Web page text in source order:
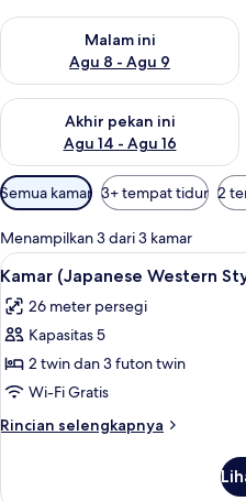
Malam ini
Agu 8 - Agu 9
Periksa ketersediaan untuk
Akhir pekan ini
Agu 14 - Agu 16
Periksa ketersediaan untuk
Filter
tersedia
untuk
kamar
Semua kamar 3+ tempat tidur 2
Menampilkan 3 dari 3 kamar
Lihat
semua
foto
untuk
Kamar
(Japanese
Western
Style)
4
Kamar (Japanese Western
26 meter persegi
Kapasitas 5
2 twin dan 3 futon twin
Wi-Fi Gratis
Rincian selengkapnya
Rincian